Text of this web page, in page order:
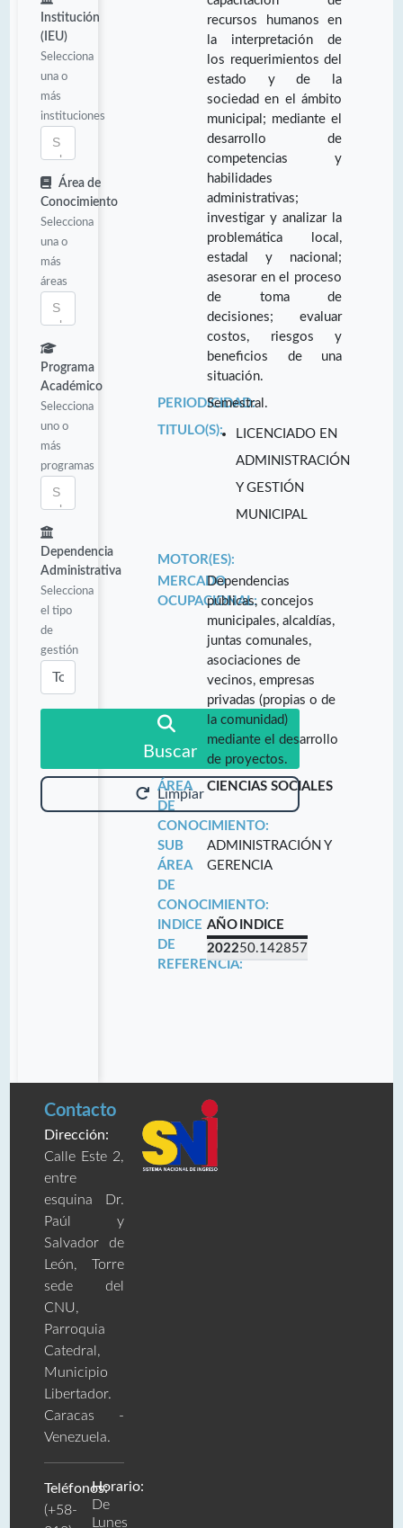
Institución
(IEU)
Selecciona
una o
más
instituciones
Área de
Conocimiento
Selecciona
una o
más
áreas
Programa
Académico
Selecciona
uno o
más
programas
Dependencia
Administrativa
Selecciona
el tipo
de
gestión
Buscar
Limpiar
recursos humanos en
la interpretación de
los requerimientos del
estado y de la
sociedad en el ámbito
municipal; mediante el
desarrollo de
competencias y
habilidades
administrativas;
investigar y analizar la
problemática local,
estadal y nacional;
asesorar en el proceso
de toma de
decisiones; evaluar
costos, riesgos y
beneficios de una
situación.
PERIODICIDAD:
Semestral.
TITULO(S):
LICENCIADO EN
ADMINISTRACIÓN
Y GESTIÓN
MUNICIPAL
MOTOR(ES):
MERCADO
OCUPACIONAL:
Dependencias
públicas, concejos
municipales, alcaldías,
juntas comunales,
asociaciones de
vecinos, empresas
privadas (propias o de
la comunidad)
mediante el desarrollo
de proyectos.
ÁREA
DE
CONOCIMIENTO:
CIENCIAS SOCIALES
SUB
ÁREA
DE
CONOCIMIENTO:
ADMINISTRACIÓN Y
GERENCIA
INDICE
DE
REFERENCIA:
AÑO INDICE
202250.142857
Contacto
Dirección:
Calle Este 2,
entre
esquina Dr.
Paúl y
Salvador de
León, Torre
sede del
CNU,
Parroquia
Catedral,
Municipio
Libertador.
Caracas -
Venezuela.
Teléfonos:
(+58-
Horario:
De
Lunes